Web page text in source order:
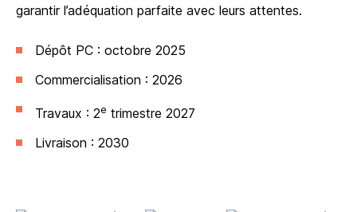
garantir l’adéquation parfaite avec leurs attentes.
Dépôt PC : octobre 2025
Commercialisation : 2026
Travaux : 2e trimestre 2027
Livraison : 2030